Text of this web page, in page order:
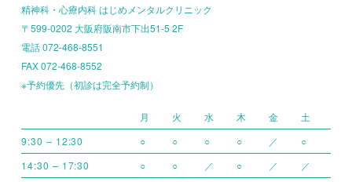
精神科・心療内科 はじめメンタルクリニック
〒599-0202 大阪府阪南市下出51-5 2F
電話 072-468-8551
FAX 072-468-8552
※予約優先（初診は完全予約制）
月 火 水 木 金
土
9:30 – 12:30
○ ○ ○ ○ ／
○
14:30 – 17:30
○ ○ ／ ○ ／
／